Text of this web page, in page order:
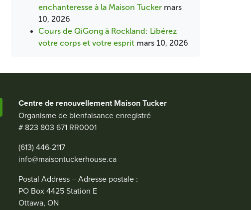
enchanteresse à la Maison Tucker mars
10, 2026
Cours de QiGong à Rockland: Libérez
votre corps et votre esprit mars 10, 2026
Centre de renouvellement Maison Tucker
Organisme de bienfaisance enregistré
# 823 803 671 RR0001
(613) 446-2117
info@maisontuckerhouse.ca
Postal Address – Adresse postale :
PO Box 4425 Station E
Ottawa, ON